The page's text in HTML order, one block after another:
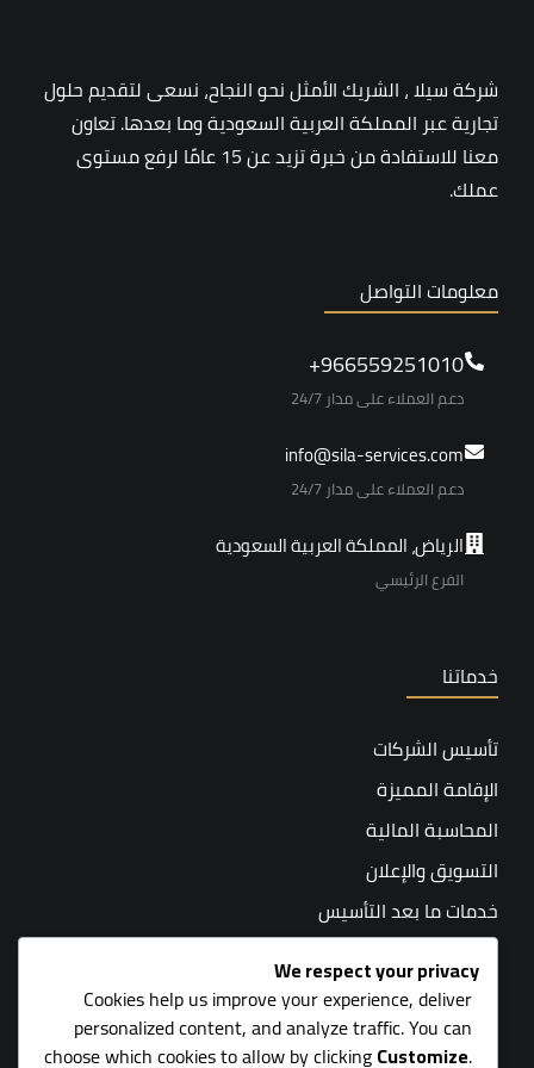
شركة سيلا ، الشريك الأمثل نحو النجاح، نسعى لتقديم حلول
تجارية عبر المملكة العربية السعودية وما بعدها. تعاون
معنا للاستفادة من خبرة تزيد عن 15 عامًا لرفع مستوى
عملك.
معلومات التواصل
966559251010+
دعم العملاء على مدار 24/7
info@sila-services.com
دعم العملاء على مدار 24/7
الرياض، المملكة العربية السعودية
الفرع الرئيسي
خدماتنا
تأسيس الشركات
الإقامة المميزة
المحاسبة المالية
التسويق والإعلان
خدمات ما بعد التأسيس
المحاسبة القانونية
We respect your privacy
Cookies help us improve your experience, deliver
personalized content, and analyze traffic. You can
choose which cookies to allow by clickingCustomize.